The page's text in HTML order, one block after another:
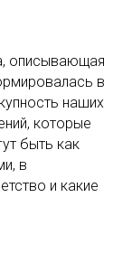
описывающая
в
наших
которые
быть как
в
и какие